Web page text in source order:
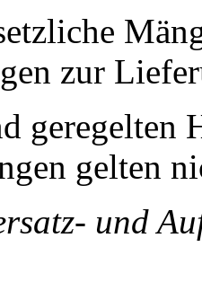
zur
geregelten
gelten
und